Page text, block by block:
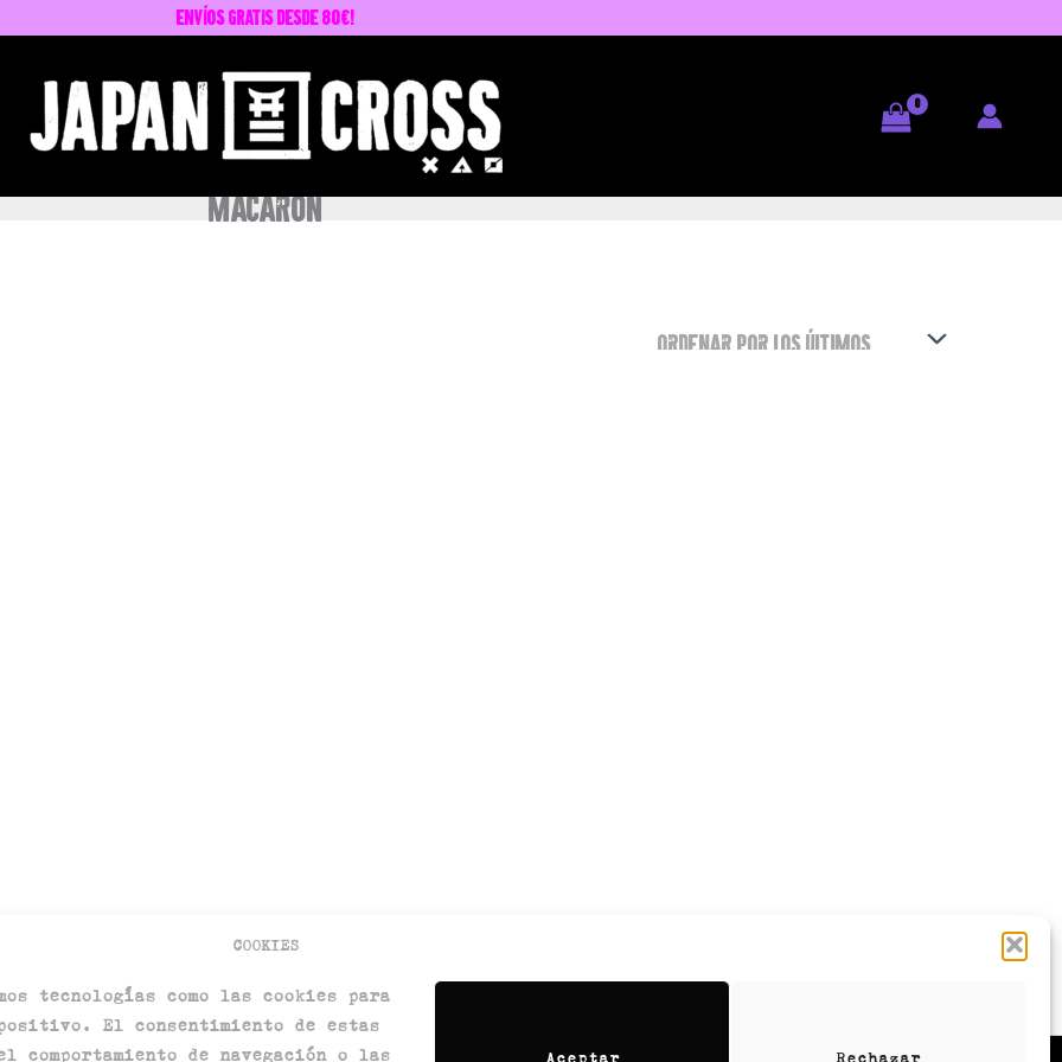
COOKIES
tecnologías como las cookies para
El consentimiento de estas
comportamiento de navegación o las
Aceptar Rechazar
envíos GRATIS desde 80€!
macaron